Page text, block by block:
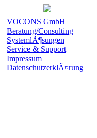
VOCONS GmbH
Beratung/Consulting
SystemlÃ¶sungen
Service & Support
Impressum
DatenschutzerklÃ¤rung